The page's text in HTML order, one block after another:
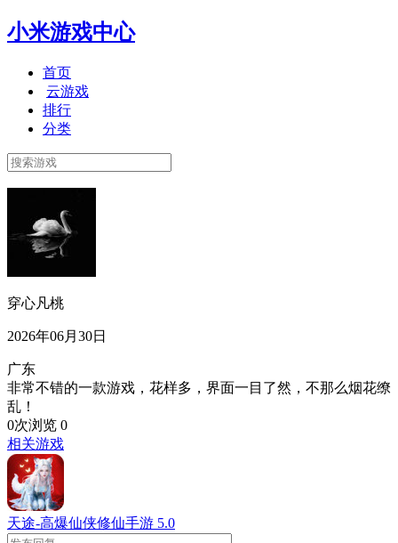
小米游戏中心
首页
云游戏
排行
分类
穿心凡桃
2026年06月30日
广东
非常不错的一款游戏，花样多，界面一目了然，不那么烟花缭
乱！
0次浏览 0
相关游戏
天途-高爆仙侠修仙手游 5.0